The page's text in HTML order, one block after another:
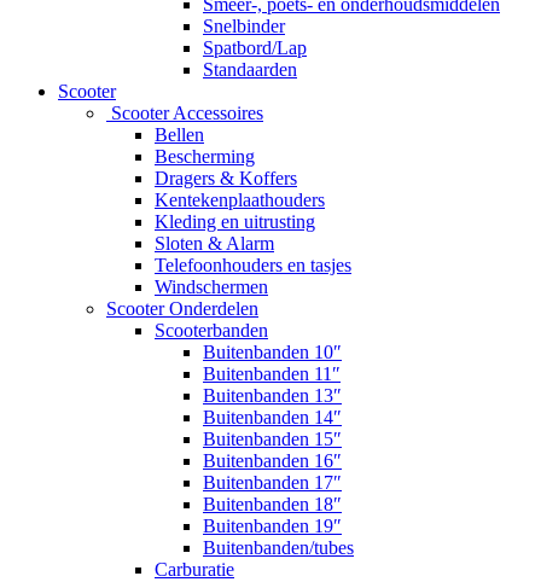
Smeer-, poets- en onderhoudsmiddelen
Snelbinder
Spatbord/Lap
Standaarden
Scooter
Scooter Accessoires
Bellen
Bescherming
Dragers & Koffers
Kentekenplaathouders
Kleding en uitrusting
Sloten & Alarm
Telefoonhouders en tasjes
Windschermen
Scooter Onderdelen
Scooterbanden
Buitenbanden 10″
Buitenbanden 11″
Buitenbanden 13″
Buitenbanden 14″
Buitenbanden 15″
Buitenbanden 16″
Buitenbanden 17″
Buitenbanden 18″
Buitenbanden 19″
Buitenbanden/tubes
Carburatie